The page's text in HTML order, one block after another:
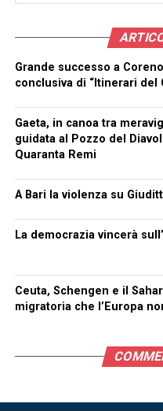
Grande successo a
conclusiva di “Itinerari del
Gaeta, in canoa tra
guidata al Pozzo del
Quaranta Remi
A Bari la violenza su
La democrazia vincerà
Ceuta, Schengen e il
migratoria che l’Europa